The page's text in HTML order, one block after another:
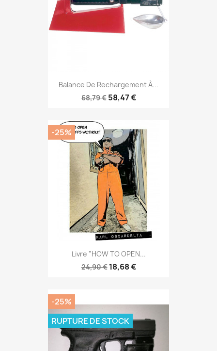
Balance De Rechargement À...
68,79 € 58,47 €
Livre "HOW TO OPEN...
24,90 € 18,68 €
-25%
-25%
RUPTURE DE STOCK